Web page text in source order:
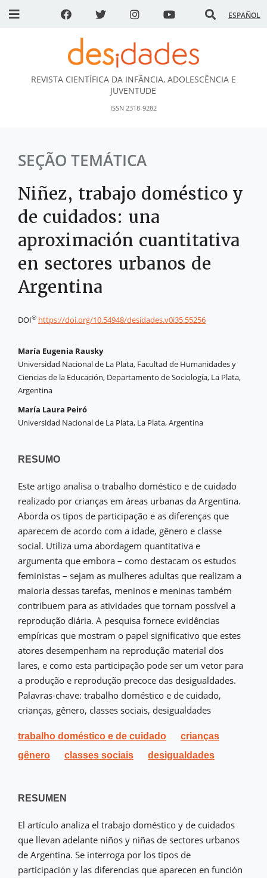
ESPAÑOL
DESidades
REVISTA CIENTÍFICA DA INFÂNCIA, ADOLESCÊNCIA E
JUVENTUDE
ISSN 2318-9282
SEÇÃO TEMÁTICA
Niñez, trabajo doméstico y
de cuidados: una
aproximación cuantitativa
en sectores urbanos de
Argentina
DOI® https://doi.org/10.54948/desidades.v0i35.55256
María Eugenia Rausky
Universidad Nacional de La Plata, Facultad de Humanidades y
Ciencias de la Educación, Departamento de Sociología, La Plata,
Argentina
María Laura Peiró
Universidad Nacional de La Plata, La Plata, Argentina
RESUMO
Este artigo analisa o trabalho doméstico e de cuidado
realizado por crianças em áreas urbanas da Argentina.
Aborda os tipos de participação e as diferenças que
aparecem de acordo com a idade, gênero e classe
social. Utiliza uma abordagem quantitativa e
argumenta que embora – como destacam os estudos
feministas – sejam as mulheres adultas que realizam a
maioria dessas tarefas, meninos e meninas também
contribuem para as atividades que tornam possível a
reprodução diária. A pesquisa fornece evidências
empíricas que mostram o papel significativo que estes
atores desempenham na reprodução material dos
lares, e como esta participação pode ser um vetor para
a produção e reprodução precoce das desigualdades.
Palavras-chave: trabalho doméstico e de cuidado,
crianças, gênero, classes sociais, desigualdades
trabalho doméstico e de cuidado
crianças
gênero
classes sociais desigualdades
RESUMEN
El artículo analiza el trabajo doméstico y de cuidados
que llevan adelante niños y niñas de sectores urbanos
de Argentina. Se interroga por los tipos de
participación y las diferencias que aparecen en función